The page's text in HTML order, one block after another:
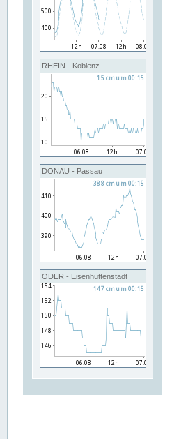
RHEIN - Koblenz
DONAU - Passau
ODER - Eisenhüttenstadt